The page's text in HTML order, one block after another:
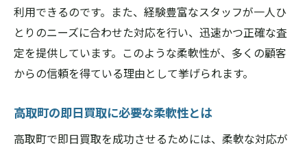
利用できるのです。また、経験豊富なスタッフが一人ひ
とりのニーズに合わせた対応を行い、迅速かつ正確な査
定を提供しています。このような柔軟性が、多くの顧客
からの信頼を得ている理由として挙げられます。
高取町の即日買取に必要な柔軟性とは
高取町で即日買取を成功させるためには、柔軟な対応が